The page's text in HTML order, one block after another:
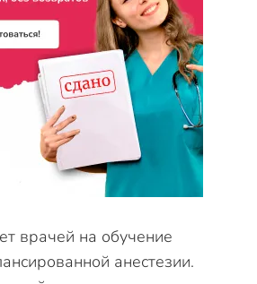
врачей на обучение
анестезии.